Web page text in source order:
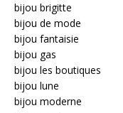
bijou brigitte
bijou de mode
bijou fantaisie
bijou gas
bijou les boutiques
bijou lune
bijou moderne